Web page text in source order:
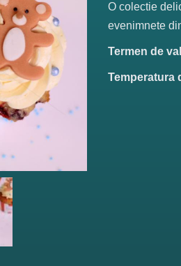
O colectie
evenimnete
Termen de
Temperatura